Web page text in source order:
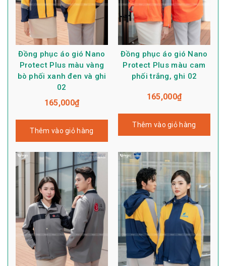
Đồng phục áo gió Nano
Protect Plus màu vàng
bò phối xanh đen và ghi
02
165,000₫
Thêm vào giỏ hàng
Đồng phục áo gió Nano
Protect Plus màu cam
phối trắng, ghi 02
165,000₫
Thêm vào giỏ hàng